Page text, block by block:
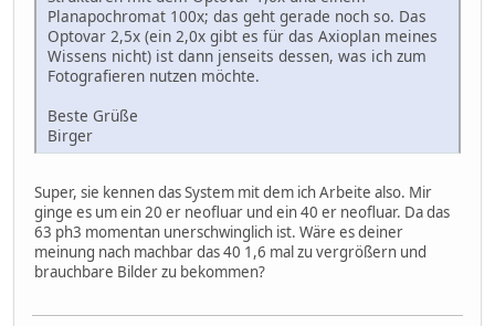
Planapochromat 100x; das geht gerade noch so. Das
Optovar 2,5x (ein 2,0x gibt es für das Axioplan meines
Wissens nicht) ist dann jenseits dessen, was ich zum
Fotografieren nutzen möchte.
Beste Grüße
Birger
Super, sie kennen das System mit dem ich Arbeite also. Mir
ginge es um ein 20 er neofluar und ein 40 er neofluar. Da das
63 ph3 momentan unerschwinglich ist. Wäre es deiner
meinung nach machbar das 40 1,6 mal zu vergrößern und
brauchbare Bilder zu bekommen?